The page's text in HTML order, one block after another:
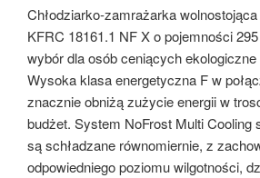
Chłodziarko-zamrażarka
KFRC 18161.1 NF X o pojemności
wybór dla osób ceniących
Wysoka klasa energetyczna F w
znacznie obniżą zużycie energii w
budżet. System NoFrost Multi Cooling
są schładzane równomiernie, z
odpowiedniego poziomu wilgotności,